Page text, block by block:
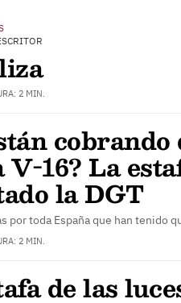
2 MIN.
16? La
la DGT
por toda España que han tenido
2 MIN.
de las